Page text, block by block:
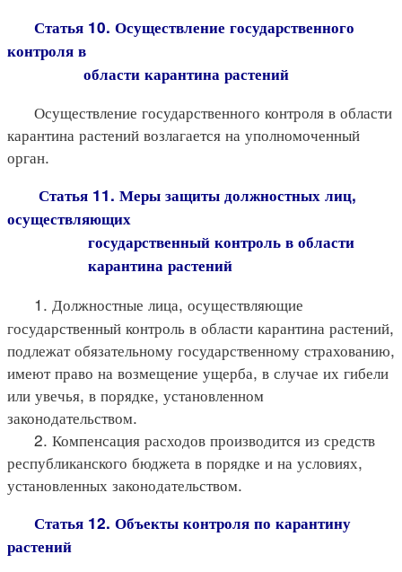
Статья 10. Осуществление государственного
контроля в
области карантина растений
Осуществление государственного контроля в области
карантина растений возлагается на уполномоченный
орган.
Статья 11. Меры защиты должностных лиц,
осуществляющих
государственный контроль в области
карантина растений
1. Должностные лица, осуществляющие
государственный контроль в области карантина растений,
подлежат обязательному государственному страхованию,
имеют право на возмещение ущерба, в случае их гибели
или увечья, в порядке, установленном
законодательством.
2. Компенсация расходов производится из средств
республиканского бюджета в порядке и на условиях,
установленных законодательством.
Статья 12. Объекты контроля по карантину
растений